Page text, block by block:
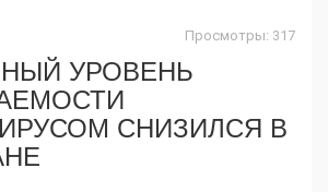
Просмотры: 317
УРОВЕНЬ
СНИЗИЛСЯ В